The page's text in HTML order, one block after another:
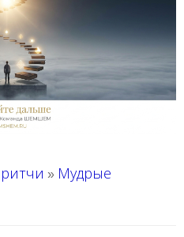
» Мудрые